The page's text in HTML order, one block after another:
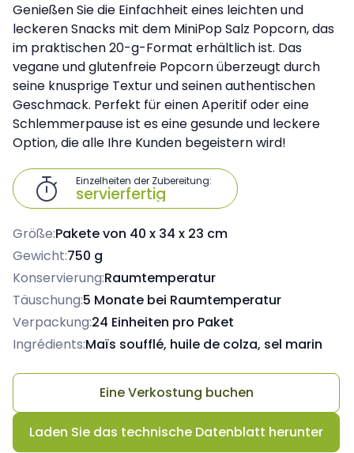
Genießen Sie die Einfachheit eines leichten und
leckeren Snacks mit dem MiniPop Salz Popcorn, das
im praktischen 20-g-Format erhältlich ist. Das
vegane und glutenfreie Popcorn überzeugt durch
seine knusprige Textur und seinen authentischen
Geschmack. Perfekt für einen Aperitif oder eine
Schlemmerpause ist es eine gesunde und leckere
Option, die alle Ihre Kunden begeistern wird!
 Einzelheiten der Zubereitung:
servierfertig
Größe:Pakete von 40 x 34 x 23 cm
Gewicht:750 g
Konservierung:Raumtemperatur
Täuschung:5 Monate bei Raumtemperatur
Verpackung:24 Einheiten pro Paket
Ingrédients:Maïs soufflé, huile de colza, sel marin
Laden Sie das technische Datenblatt herunter
Eine Verkostung buchen